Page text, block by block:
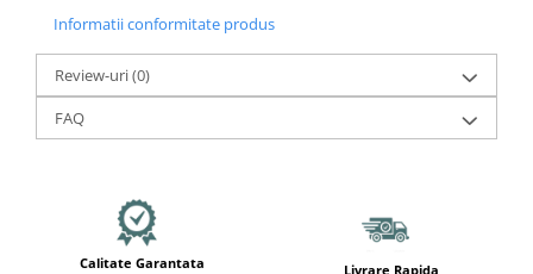
Frâne
Discuri de frana
Plăcuțe de frână
Etrieri
Consumabile & Unelte
Informatii conformitate produs
Review-uri(0)
FAQ
Calitate Garantata Livrare Rapida